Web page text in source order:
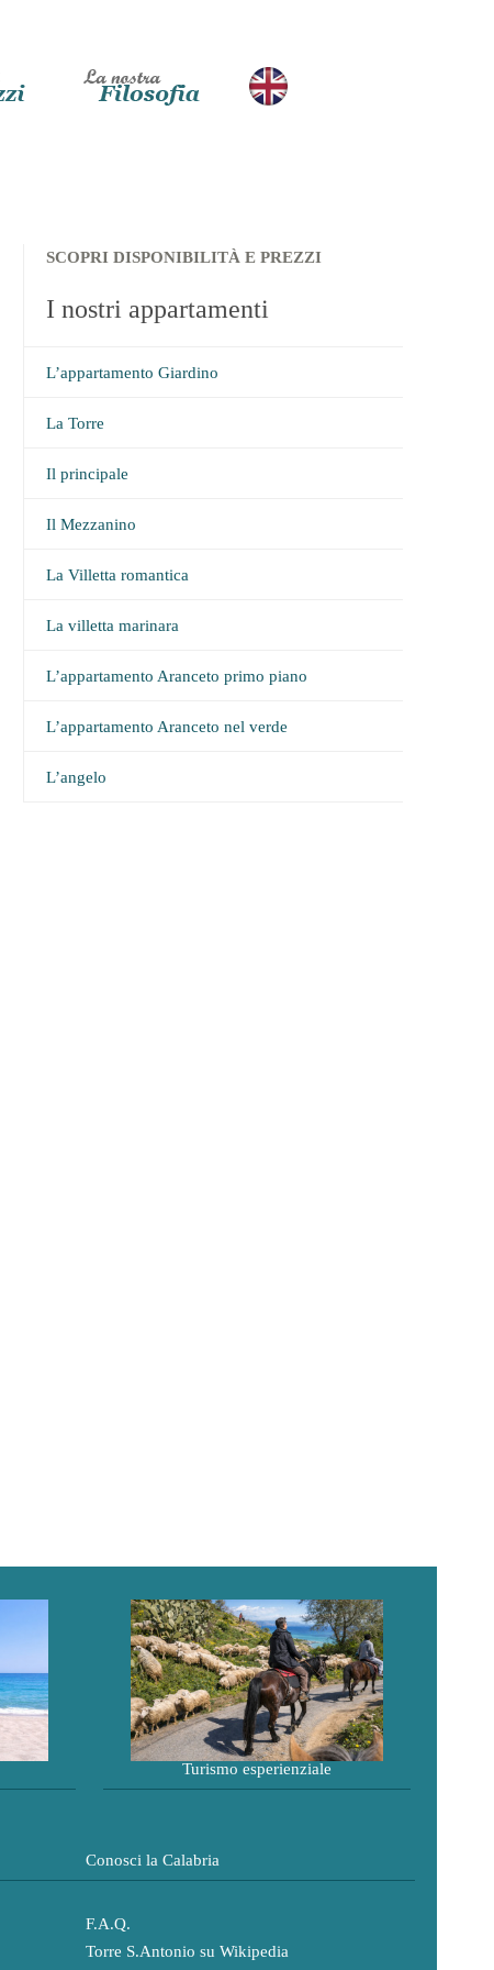
SCOPRI DISPONIBILITÀ E PREZZI
I nostri appartamenti
L’appartamento Giardino
La Torre
Il principale
Il Mezzanino
La Villetta romantica
La villetta marinara
L’appartamento Aranceto primo piano
L’appartamento Aranceto nel verde
L’angelo
Turismo esperienziale
Conosci la Calabria
F.A.Q.
Torre S.Antonio su Wikipedia